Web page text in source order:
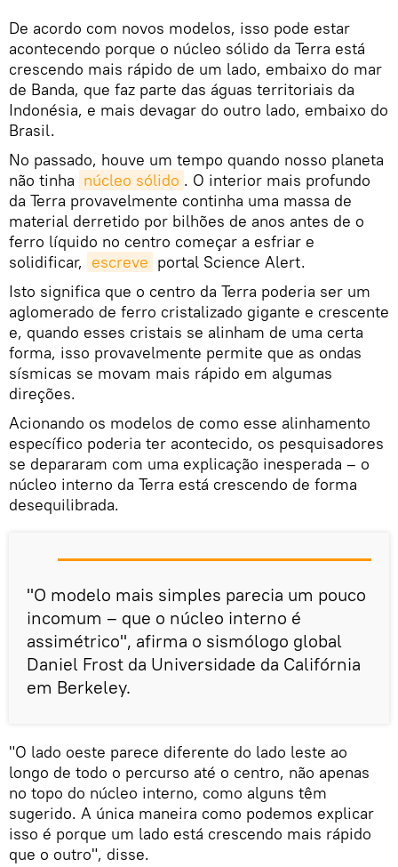
De acordo com novos modelos, isso pode estar
acontecendo porque o núcleo sólido da Terra está
crescendo mais rápido de um lado, embaixo do mar
de Banda, que faz parte das águas territoriais da
Indonésia, e mais devagar do outro lado, embaixo do
Brasil.
No passado, houve um tempo quando nosso planeta
não tinha núcleo sólido . O interior mais profundo
da Terra provavelmente continha uma massa de
material derretido por bilhões de anos antes de o
ferro líquido no centro começar a esfriar e
solidificar, escreve portal Science Alert.
Isto significa que o centro da Terra poderia ser um
aglomerado de ferro cristalizado gigante e crescente
e, quando esses cristais se alinham de uma certa
forma, isso provavelmente permite que as ondas
sísmicas se movam mais rápido em algumas
direções.
Acionando os modelos de como esse alinhamento
específico poderia ter acontecido, os pesquisadores
se depararam com uma explicação inesperada – o
núcleo interno da Terra está crescendo de forma
desequilibrada.
"O modelo mais simples parecia um pouco
incomum – que o núcleo interno é
assimétrico", afirma o sismólogo global
Daniel Frost da Universidade da Califórnia
em Berkeley.
"O lado oeste parece diferente do lado leste ao
longo de todo o percurso até o centro, não apenas
no topo do núcleo interno, como alguns têm
sugerido. A única maneira como podemos explicar
isso é porque um lado está crescendo mais rápido
que o outro", disse.